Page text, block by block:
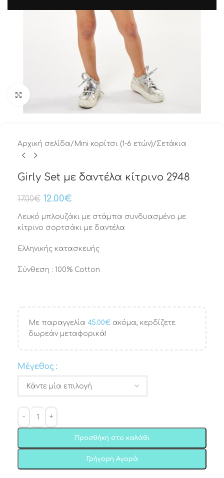
Αρχική σελίδα/ Mini κορίτσι (1-6 ετών)/Σετάκια
Girly Set με δαντέλα κίτρινο 2948
17.00€ 12.00€
Λευκό μπλουζάκι με στάμπα συνδυασμένο με
κίτρινο σορτσάκι με δαντέλα
Ελληνικής κατασκευής
Σύνθεση : 100% Cotton
Με παραγγελία 45.00€ ακόμα, κερδίζετε
δωρεάν μεταφορικά!
Μέγεθος
Προσθήκη στο καλάθι
Γρήγορη Αγορά